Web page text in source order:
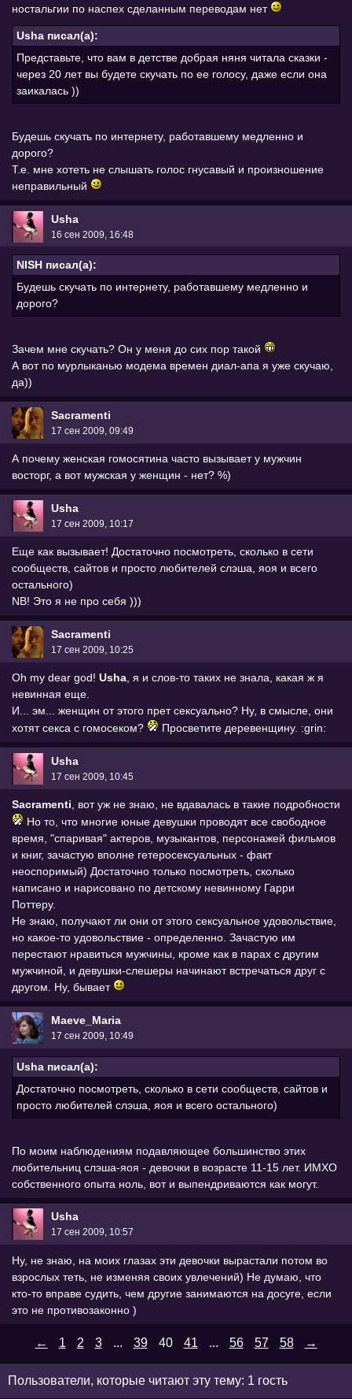
ностальгии по наспех сделанным переводам нет
Usha писал(а):
Представьте, что вам в детстве добрая няня читала сказки -
через 20 лет вы будете скучать по ее голосу, даже если она
заикалась ))
Будешь скучать по интернету, работавшему медленно и
дорого?
Т.е. мне хотеть не слышать голос гнусавый и произношение
неправильный
Usha
16 сен 2009, 16:48
NISH писал(а):
Будешь скучать по интернету, работавшему медленно и
дорого?
Зачем мне скучать? Он у меня до сих пор такой
А вот по мурлыканью модема времен диал-апа я уже скучаю,
да))
Sacramenti
17 сен 2009, 09:49
А почему женская гомосятина часто вызывает у мужчин
восторг, а вот мужская у женщин - нет? %)
Usha
17 сен 2009, 10:17
Еще как вызывает! Достаточно посмотреть, сколько в сети
сообществ, сайтов и просто любителей слэша, яоя и всего
остального)
NB! Это я не про себя )))
Sacramenti
17 сен 2009, 10:25
Oh my dear god! Usha, я и слов-то таких не знала, какая ж я
невинная еще.
И... эм... женщин от этого прет сексуально? Ну, в смысле, они
хотят секса с гомосеком?
Просветите деревенщину. :grin:
Usha
17 сен 2009, 10:45
Sacramenti, вот уж не знаю, не вдавалась в такие подробности
Но то, что многие юные девушки проводят все свободное
время, "спаривая" актеров, музыкантов, персонажей фильмов
и книг, зачастую вполне гетеросексуальных - факт
неоспоримый) Достаточно только посмотреть, сколько
написано и нарисовано по детскому невинному Гарри
Поттеру.
Не знаю, получают ли они от этого сексуальное удовольствие,
но какое-то удовольствие - определенно. Зачастую им
перестают нравиться мужчины, кроме как в парах с другим
мужчиной, и девушки-слешеры начинают встречаться друг с
другом. Ну, бывает
Maeve_Maria
17 сен 2009, 10:49
Usha писал(а):
Достаточно посмотреть, сколько в сети сообществ, сайтов и
просто любителей слэша, яоя и всего остального)
По моим наблюдениям подавляющее большинство этих
любительниц слэша-яоя - девочки в возрасте 11-15 лет. ИМХО
собственного опыта ноль, вот и выпендриваются как могут.
Usha
17 сен 2009, 10:57
Ну, не знаю, на моих глазах эти девочки вырастали потом во
взрослых теть, не изменяя своих увлечений) Не думаю, что
кто-то вправе судить, чем другие занимаются на досуге, если
это не противозаконно )
← 1 2 3... 3940 41 ... 56 57 58 →
Пользователи, которые читают эту тему: 1 гость